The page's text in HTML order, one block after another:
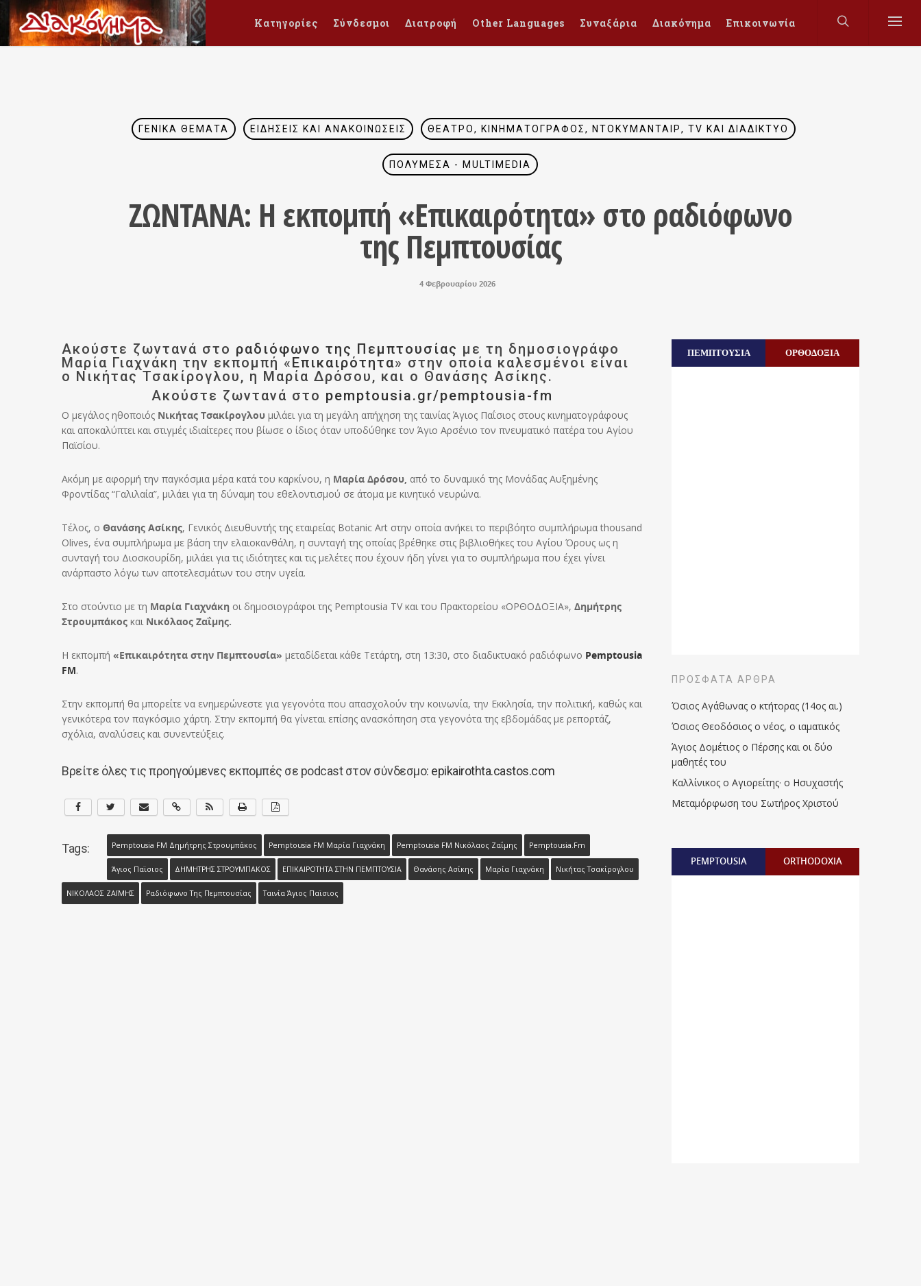
Κατηγορίες Σύνδεσμοι Διατροφή Other Languages Συναξάρια Διακόνημα Επικοινωνία
ΓΕΝΙΚΆ ΘΈΜΑΤΑ ΕΙΔΉΣΕΙΣ ΚΑΙ ΑΝΑΚΟΙΝΏΣΕΙΣ ΘΈΑΤΡΟ, ΚΙΝΗΜΑΤΟΓΡΆΦΟΣ, ΝΤΟΚΥΜΑΝΤΑΊΡ, TV ΚΑΙ ΔΙΑΔΊΚΤΥΟ
ΠΟΛΥΜΈΣΑ - MULTIMEDIA
ΖΩΝΤΑΝΑ: Η εκπομπή «Επικαιρότητα» στο ραδιόφωνο
της Πεμπτουσίας
4 Φεβρουαρίου 2026
Ακούστε ζωντανά στο ραδιόφωνο της Πεμπτουσίας με τη δημοσιογράφο
Μαρία Γιαχνάκη την εκπομπή «Επικαιρότητα» στην οποία καλεσμένοι είναι
ο Νικήτας Τσακίρογλου, η Μαρία Δρόσου, και ο Θανάσης Ασίκης.
Ακούστε ζωντανά στο pemptousia.gr/pemptousia-fm
Ο μεγάλος ηθοποιός Νικήτας Τσακίρογλου μιλάει για τη μεγάλη απήχηση της ταινίας Άγιος Παΐσιος στους κινηματογράφους
και αποκαλύπτει και στιγμές ιδιαίτερες που βίωσε ο ίδιος όταν υποδύθηκε τον Άγιο Αρσένιο τον πνευματικό πατέρα του Αγίου
Παϊσίου.
Ακόμη με αφορμή την παγκόσμια μέρα κατά του καρκίνου, η Μαρία Δρόσου, από το δυναμικό της Μονάδας Αυξημένης
Φροντίδας “Γαλιλαία”, μιλάει για τη δύναμη του εθελοντισμού σε άτομα με κινητικό νευρώνα.
Τέλος, ο Θανάσης Ασίκης, Γενικός Διευθυντής της εταιρείας Botanic Art στην οποία ανήκει το περιβόητο συμπλήρωμα thousand
Olives, ένα συμπλήρωμα με βάση την ελαιοκανθάλη, η συνταγή της οποίας βρέθηκε στις βιβλιοθήκες του Αγίου Όρους ως η
συνταγή του Διοσκουρίδη, μιλάει για τις ιδιότητες και τις μελέτες που έχουν ήδη γίνει για το συμπλήρωμα που έχει γίνει
ανάρπαστο λόγω των αποτελεσμάτων του στην υγεία.
Στο στούντιο με τη Μαρία Γιαχνάκη οι δημοσιογράφοι της Pemptousia TV και του Πρακτορείου «ΟΡΘΟΔΟΞΙΑ», Δημήτρης
Στρουμπάκος και Νικόλαος Ζαΐμης.
Η εκπομπή «Επικαιρότητα στην Πεμπτουσία» μεταδίδεται κάθε Τετάρτη, στη 13:30, στο διαδικτυακό ραδιόφωνο Pemptousia
FM.
Στην εκπομπή θα μπορείτε να ενημερώνεστε για γεγονότα που απασχολούν την κοινωνία, την Εκκλησία, την πολιτική, καθώς και
γενικότερα τον παγκόσμιο χάρτη. Στην εκπομπή θα γίνεται επίσης ανασκόπηση στα γεγονότα της εβδομάδας με ρεπορτάζ,
σχόλια, αναλύσεις και συνεντεύξεις.
Βρείτε όλες τις προηγούμενες εκπομπές σε podcast στον σύνδεσμο: epikairothta.castos.com
Tags: Pemptousia FM Δημήτρης Στρουμπάκος Pemptousia FM Μαρία Γιαχνάκη Pemptousia FM Νικόλαος Ζαΐμης Pemptousia.fm
Άγιος Παϊσιος ΔΗΜΗΤΡΗΣ ΣΤΡΟΥΜΠΑΚΟΣ ΕΠΙΚΑΙΡΟΤΗΤΑ ΣΤΗΝ ΠΕΜΠΤΟΥΣΙΑ Θανάσης Ασίκης Μαρία Γιαχνάκη Νικήτας Τσακίρογλου
ΝΙΚΟΛΑΟΣ ΖΑΪΜΗΣ Ραδιόφωνο Της Πεμπτουσίας Ταινία Άγιος Παϊσιος
ΠΕΜΠΤΟΥΣΙΑ ΟΡΘΟΔΟΞΙΑ
ΠΡΌΣΦΑΤΑ ΆΡΘΡΑ
Όσιος Αγάθωνας ο κτήτορας (14ος αι.)
Όσιος Θεοδόσιος ο νέος, ο ιαματικός
Άγιος Δομέτιος ο Πέρσης και οι δύο
μαθητές του
Καλλίνικος ο Αγιορείτης · ο Ησυχαστής
Μεταμόρφωση του Σωτήρος Χριστού
PEMPTOUSIA ORTHODOXIA